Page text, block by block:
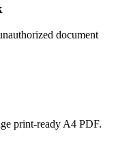
document
print-ready A4 PDF.